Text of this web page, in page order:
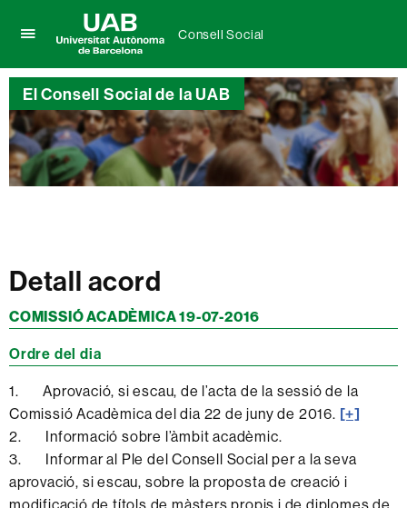
per
desplegar
el
menú
de
Consell
Social
Universitat
Autònoma
de
Barcelona
Consell Social
El Consell Social de la UAB
Detall acord
COMISSIÓ ACADÈMICA 19-07-2016
Ordre del dia
1. Aprovació, si escau, de l’acta de la sessió de la
Comissió Acadèmica del dia 22 de juny de 2016. [+]
2. Informació sobre l’àmbit acadèmic.
3. Informar al Ple del Consell Social per a la seva
aprovació, si escau, sobre la proposta de creació i
modificació de títols de màsters propis i de diplomes de